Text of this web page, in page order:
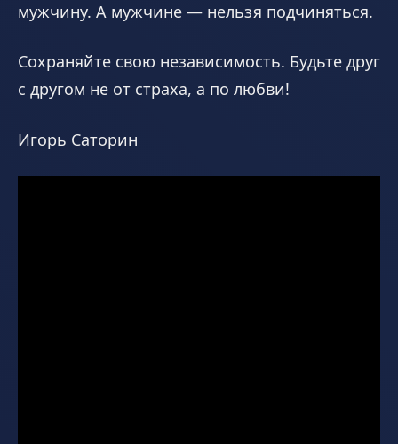
мужчину. А мужчине — нельзя подчиняться.
Сохраняйте свою независимость. Будьте друг
с другом не от страха, а по любви!
Игорь Саторин